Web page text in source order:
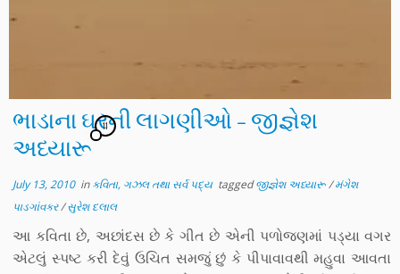
ભાડાના ઘરની લાગણીઓ – જીજ્ઞેશ
અધ્યારૂ
11
July 13, 2010inકવિતા, ગઝલ તથા સર્વ પદ્ય taggedજીજ્ઞેશ અધ્યારૂ/મંગેશ
પાડગાંવકર/સુરેશ દલાલ
આ કવિતા છે, અછાંદસ છે કે ગીત છે એની પળોજણમાં પડ્યા વગર
એટલું સ્પષ્ટ કરી દેવું ઉચિત સમજું છું કે પીપાવાવથી મહુવા આવતા